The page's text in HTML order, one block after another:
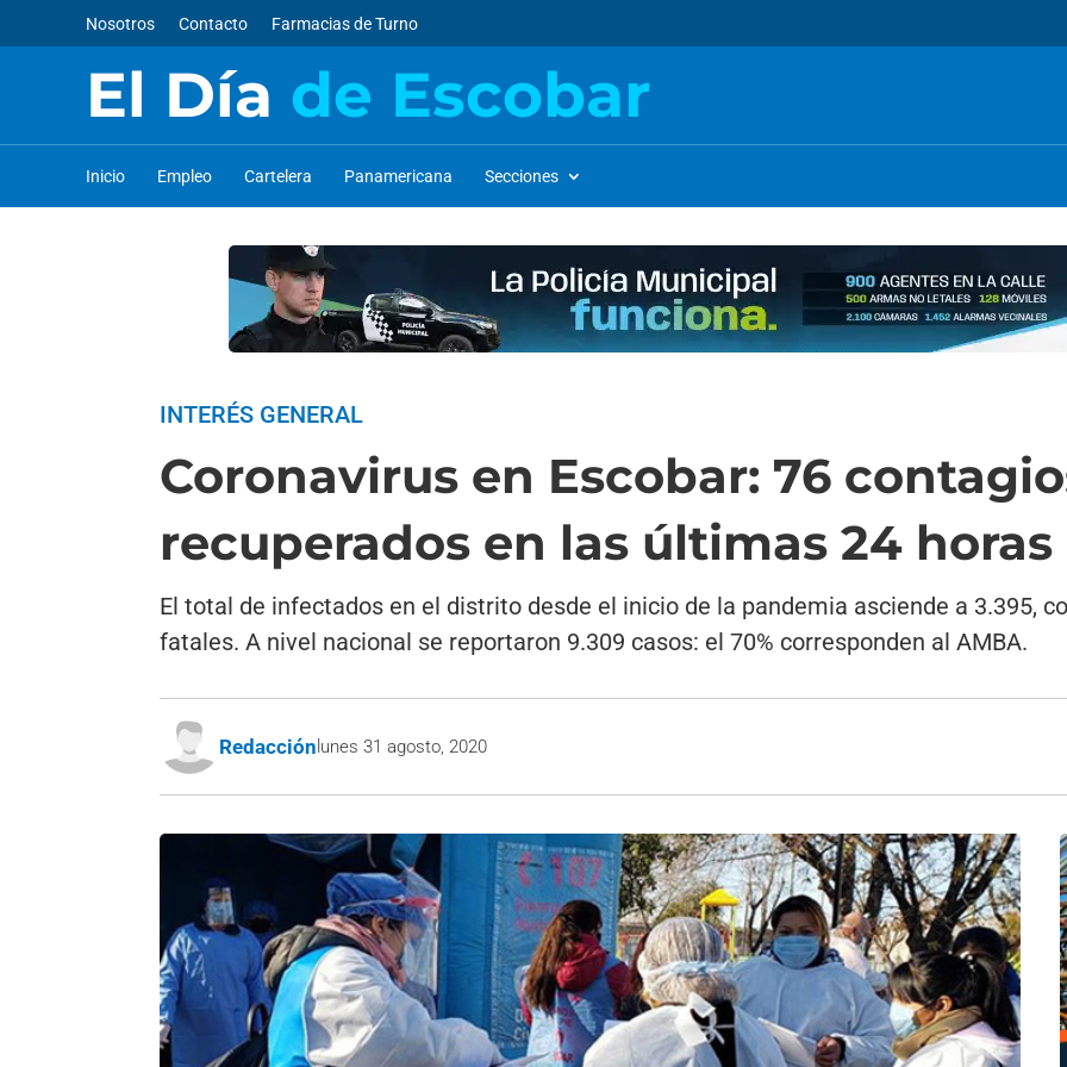
Nosotros Contacto Farmacias de Turno
El Día de Escobar
Inicio Empleo Cartelera Panamericana Secciones
INTERÉS GENERAL
Coronavirus en Escobar: 76
recuperados en las últimas 24 horas
El total de infectados en el distrito desde el inicio de la pandemia asciende a 3.395,
fatales. A nivel nacional se reportaron 9.309 casos: el 70% corresponden al AMBA.
Redacción lunes 31 agosto, 2020